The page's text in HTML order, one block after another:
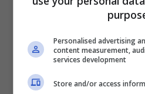
La segnalazione della
sei compagnie aeree che
immediatamente le
Personalised advertising
content measurement,
services development
Store and/or access